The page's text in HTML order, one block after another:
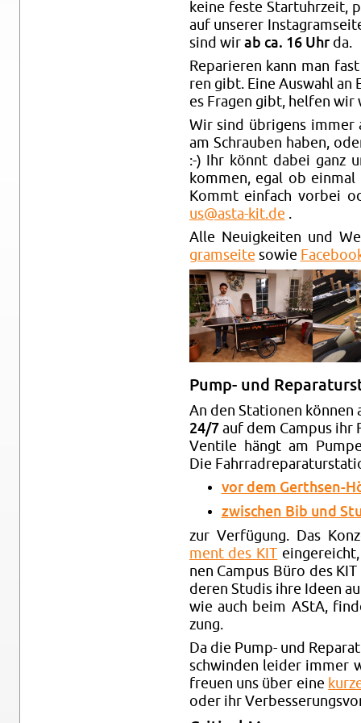
keine feste Startuhr­zeit,
auf un­se­rer
sind wir ab ca. 16 Uhr da.
Re­pa­rie­ren kann man
ren gibt. Eine Aus­wahl
es Fra­gen gibt, hel­fen wir
Wir sind üb­ri­gens immer
am Schrau­ben haben,
:-) Ihr könnt dabei ganz
kom­men, egal ob
Kommt ein­fach vor­bei
us@​asta-​kit.​de .
Alle Neu­ig­kei­ten und
gram­sei­te sowie
Pump- und
An den Sta­tio­nen
24/7 auf dem Cam­pus ihr
Ven­ti­le hängt am
Die
vor dem Gerth­sen-
zwi­schen Bib und
zur Ver­fü­gung. Das
ment des KIT
nen Cam­pus Büro des
de­ren Stu­dis ihre Ideen
wie auch beim AStA,
zung.
Da die Pump- und
schwin­den lei­der immer
freu­en uns über eine
oder ihr